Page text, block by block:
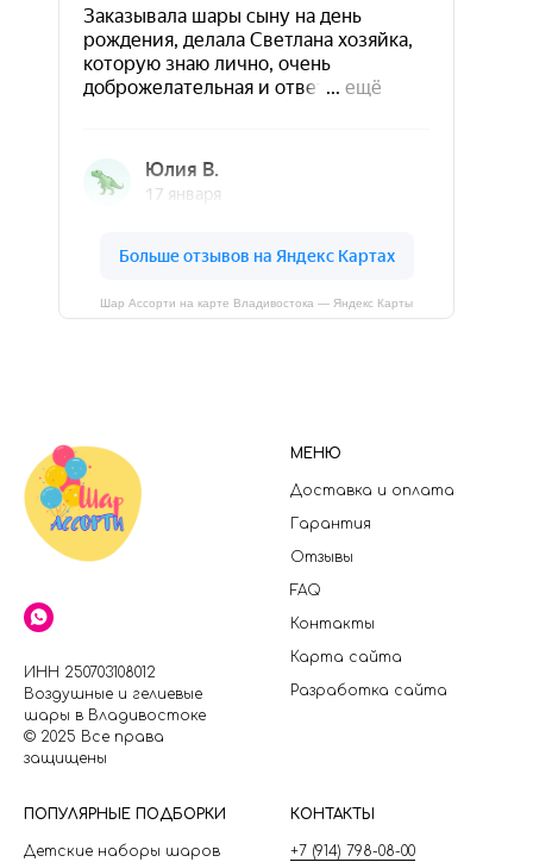
Шар Ассорти на карте Владивостока — Яндекс Карты
ИНН 250703108012
Воздушные и гелиевые
шары в Владивостоке
© 2025 Все права
защищены
МЕНЮ
Доставка и оплата
Гарантия
Отзывы
FAQ
Контакты
Карта сайта
Разработка сайта
ПОПУЛЯРНЫЕ ПОДБОРКИ
Детские наборы шаров
КОНТАКТЫ
+7 (914) 798-08-00